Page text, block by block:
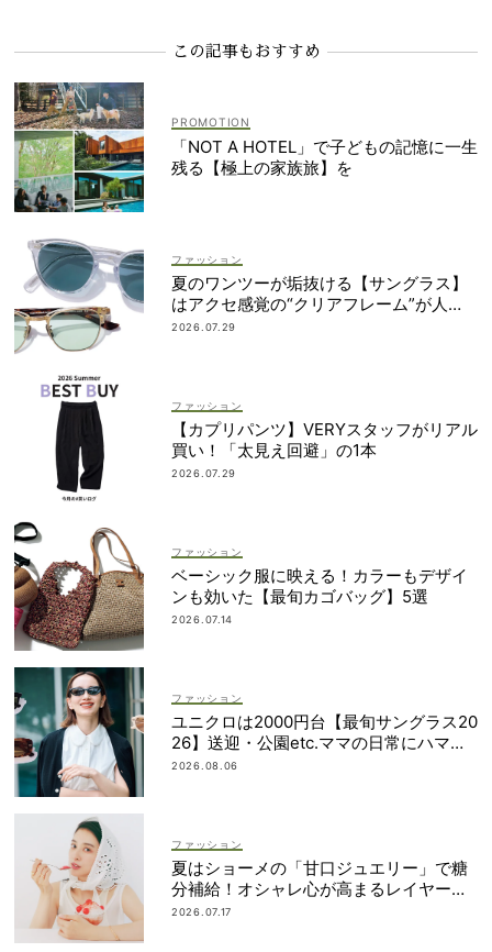
この記事もおすすめ
「NOT A HOTEL」で子どもの記憶に一生
残る【極上の家族旅】を
ファッション
夏のワンツーが垢抜ける【サングラス】
はアクセ感覚の“クリアフレーム”が人
気！
2026.07.29
ファッション
【カプリパンツ】VERYスタッフがリアル
買い！「太見え回避」の1本
2026.07.29
ファッション
ベーシック服に映える！カラーもデザイ
ンも効いた【最旬カゴバッグ】5選
2026.07.14
ファッション
ユニクロは2000円台【最旬サングラス20
26】送迎・公園etc.ママの日常にハマる
「名品」を厳選！
2026.08.06
ファッション
夏はショーメの「甘口ジュエリー」で糖
分補給！オシャレ心が高まるレイヤード
術
2026.07.17